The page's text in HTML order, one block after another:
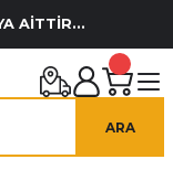
AİTTİR...
ARA